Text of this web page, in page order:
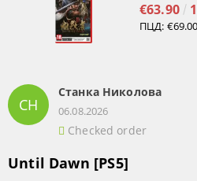
€63.90
ПЦД: €69.00
СН
Станка Николова
06.08.2026
Checked order
Until Dawn [PS5]